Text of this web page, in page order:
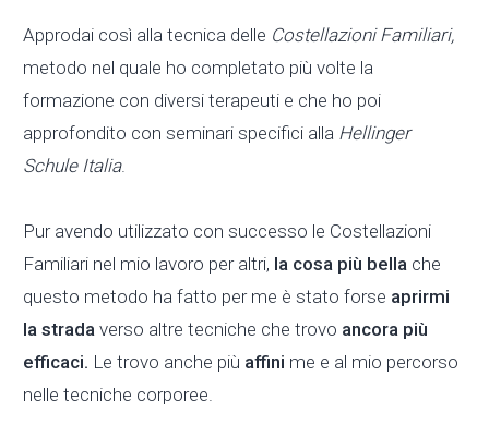
Approdai così alla tecnica delle Costellazioni Familiari,
metodo nel quale ho completato più volte la
formazione con diversi terapeuti e che ho poi
approfondito con seminari specifici alla Hellinger
Schule Italia.
Pur avendo utilizzato con successo le Costellazioni
Familiari nel mio lavoro per altri, la cosa più bella che
questo metodo ha fatto per me è stato forse aprirmi
la strada verso altre tecniche che trovo ancora più
efficaci. Le trovo anche più affini me e al mio percorso
nelle tecniche corporee.